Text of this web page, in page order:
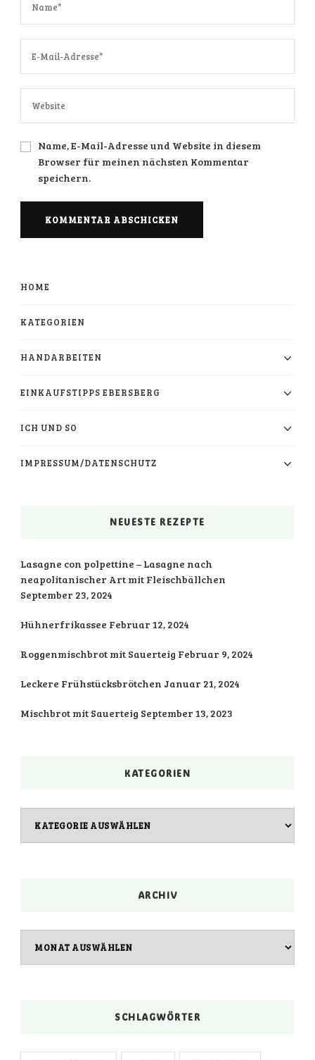
Name, E-Mail-Adresse und Website in diesem
Browser für meinen nächsten Kommentar
speichern.
HOME
KATEGORIEN
HANDARBEITEN
EINKAUFSTIPPS EBERSBERG
ICH UND SO
IMPRESSUM/DATENSCHUTZ
NEUESTE REZEPTE
Lasagne con polpettine – Lasagne nach
neapolitanischer Art mit Fleischbällchen
September 23, 2024
Hühnerfrikassee Februar 12, 2024
Roggenmischbrot mit Sauerteig Februar 9, 2024
Leckere Frühstücksbrötchen Januar 21, 2024
Mischbrot mit Sauerteig September 13, 2023
KATEGORIEN
ARCHIV
SCHLAGWÖRTER